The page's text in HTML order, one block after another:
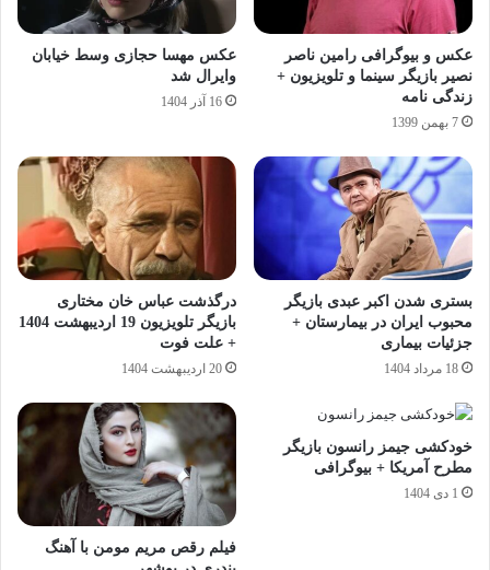
عکس و بیوگرافی رامین ناصر
نصیر بازیگر سینما و تلویزیون +
زندگی نامه
7 بهمن 1399
عکس مهسا حجازی وسط خیابان
وایرال شد
16 آذر 1404
بستری شدن اکبر عبدی بازیگر
محبوب ایران در بیمارستان +
جزئیات بیماری
18 مرداد 1404
درگذشت عباس خان مختاری
بازیگر تلویزیون 19 اردیبهشت 1404
+ علت فوت
20 اردیبهشت 1404
خودکشی جیمز رانسون بازیگر
مطرح آمریکا + بیوگرافی
1 دی 1404
فیلم رقص مریم مومن با آهنگ